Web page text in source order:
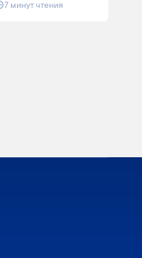
7 минут чтения